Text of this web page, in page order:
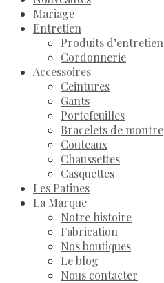
Mariage
Entretien
Produits d’entretien
Cordonnerie
Accessoires
Ceintures
Gants
Portefeuilles
Bracelets de montre
Couteaux
Chaussettes
Casquettes
Les Patines
La Marque
Notre histoire
Fabrication
Nos boutiques
Le blog
Nous contacter